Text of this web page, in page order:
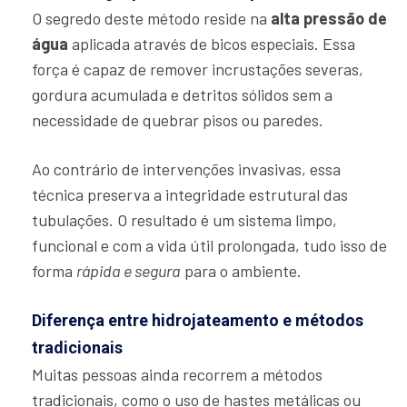
O segredo deste método reside na alta pressão de
água aplicada através de bicos especiais. Essa
força é capaz de remover incrustações severas,
gordura acumulada e detritos sólidos sem a
necessidade de quebrar pisos ou paredes.
Ao contrário de intervenções invasivas, essa
técnica preserva a integridade estrutural das
tubulações. O resultado é um sistema limpo,
funcional e com a vida útil prolongada, tudo isso de
forma rápida e segura para o ambiente.
Diferença entre hidrojateamento e métodos
tradicionais
Muitas pessoas ainda recorrem a métodos
tradicionais, como o uso de hastes metálicas ou